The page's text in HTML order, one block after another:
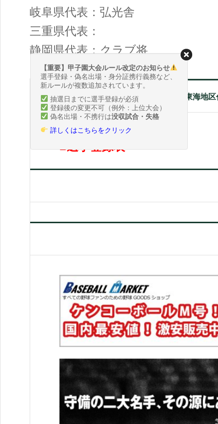
【重要】甲子園大会ルール改定のお知らせ
選手登録・偽名出場・身分証携行義務など、
新ルールが複数追加されています。
抽選日までに選手登録が必須
登録後の変更不可（例外：上位大会）
偽名出場・不携行は没収試合・失格
詳しくはこちらをクリック
岐阜県代表：弘光舎
三重県代表：
静岡県代表：クラブ将
2026東海地
■選手登録表